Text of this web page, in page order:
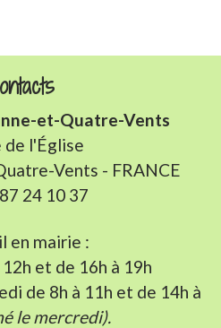
et-Quatre-Vents
de l'Église
Vents - FRANCE
24 10 37
en mairie :
et de 16h à 19h
de 8h à 11h et de 14h à
le mercredi).